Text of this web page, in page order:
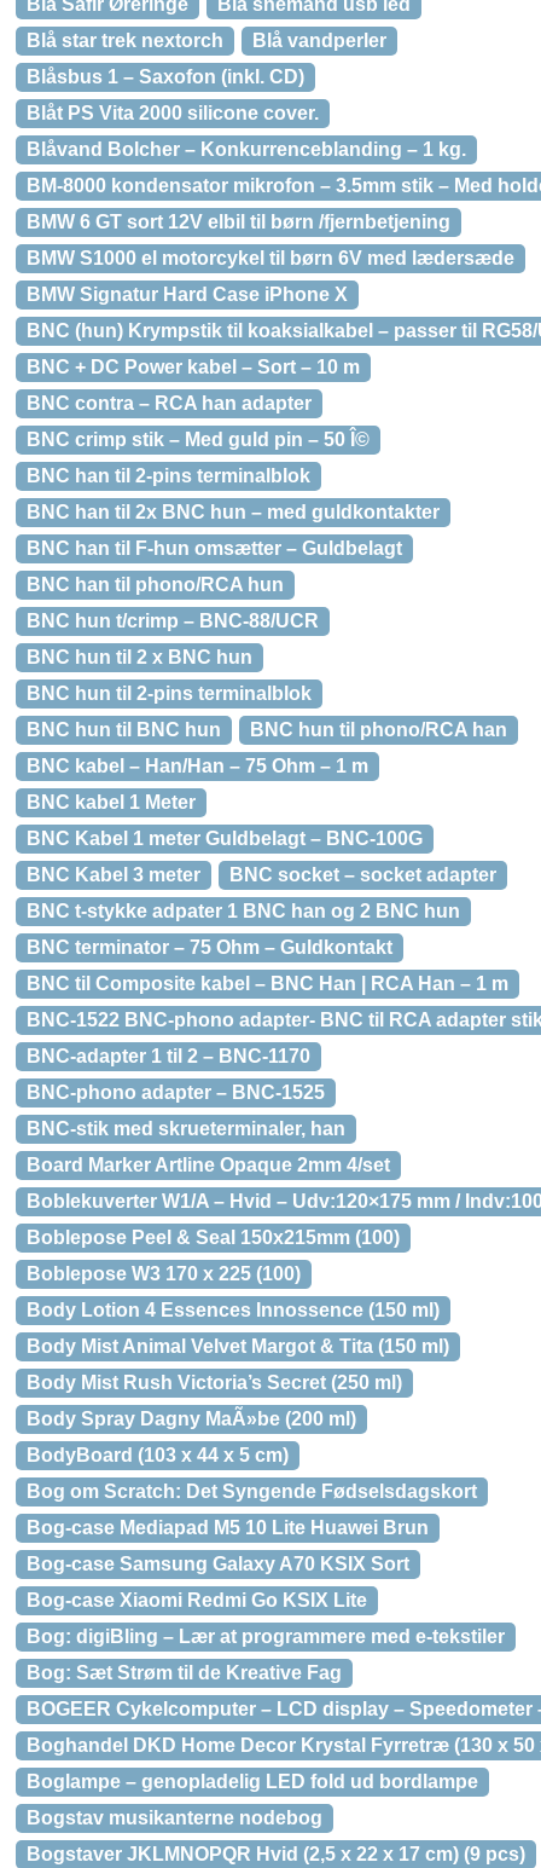
Blå Safir Øreringe
Blå snemand usb led
Blå star trek nextorch
Blå vandperler
Blåsbus 1 – Saxofon (inkl. CD)
Blåt PS Vita 2000 silicone cover.
Blåvand Bolcher – Konkurrenceblanding – 1 kg.
BM-8000 kondensator mikrofon – 3.5mm stik – Med
BMW 6 GT sort 12V elbil til børn /fjernbetjening
BMW S1000 el motorcykel til børn 6V med lædersæde
BMW Signatur Hard Case iPhone X
BNC (hun) Krympstik til koaksialkabel – passer til
BNC + DC Power kabel – Sort – 10 m
BNC contra – RCA han adapter
BNC crimp stik – Med guld pin – 50 Î©
BNC han til 2-pins terminalblok
BNC han til 2x BNC hun – med guldkontakter
BNC han til F-hun omsætter – Guldbelagt
BNC han til phono/RCA hun
BNC hun t/crimp – BNC-88/UCR
BNC hun til 2 x BNC hun
BNC hun til 2-pins terminalblok
BNC hun til BNC hun
BNC hun til phono/RCA han
BNC kabel – Han/Han – 75 Ohm – 1 m
BNC kabel 1 Meter
BNC Kabel 1 meter Guldbelagt – BNC-100G
BNC Kabel 3 meter
BNC socket – socket adapter
BNC t-stykke adpater 1 BNC han og 2 BNC hun
BNC terminator – 75 Ohm – Guldkontakt
BNC til Composite kabel – BNC Han | RCA Han – 1 m
BNC-1522 BNC-phono adapter- BNC til RCA adapter
BNC-adapter 1 til 2 – BNC-1170
BNC-phono adapter – BNC-1525
BNC-stik med skrueterminaler, han
Board Marker Artline Opaque 2mm 4/set
Boblekuverter W1/A – Hvid – Udv:120×175 mm /
Boblepose Peel & Seal 150x215mm (100)
Boblepose W3 170 x 225 (100)
Body Lotion 4 Essences Innossence (150 ml)
Body Mist Animal Velvet Margot & Tita (150 ml)
Body Mist Rush Victoria’s Secret (250 ml)
Body Spray Dagny MaÃ»be (200 ml)
BodyBoard (103 x 44 x 5 cm)
Bog om Scratch: Det Syngende Fødselsdagskort
Bog-case Mediapad M5 10 Lite Huawei Brun
Bog-case Samsung Galaxy A70 KSIX Sort
Bog-case Xiaomi Redmi Go KSIX Lite
Bog: digiBling – Lær at programmere med e-tekstiler
Bog: Sæt Strøm til de Kreative Fag
BOGEER Cykelcomputer – LCD display –
Boghandel DKD Home Decor Krystal Fyrretræ (130 x 50
Boglampe – genopladelig LED fold ud bordlampe
Bogstav musikanterne nodebog
Bogstaver JKLMNOPQR Hvid (2,5 x 22 x 17 cm) (9 pcs)